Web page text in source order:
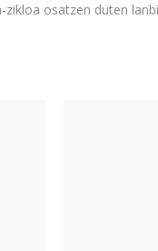
zikloa osatzen duten